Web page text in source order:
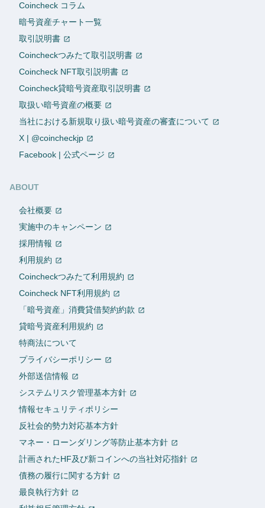
Coincheck コラム
暗号資産チャート一覧
取引説明書
Coincheckつみたて取引説明書
Coincheck NFT取引説明書
Coincheck貸暗号資産取引説明書
取扱い暗号資産の概要
当社における新規取り扱い暗号資産の審査について
X | @coincheckjp
Facebook | 公式ページ
ABOUT
会社概要
実施中のキャンペーン
採用情報
利用規約
Coincheckつみたて利用規約
Coincheck NFT利用規約
「暗号資産」消費貸借契約約款
貸暗号資産利用規約
特商法について
プライバシーポリシー
外部送信情報
システムリスク管理基本方針
情報セキュリティポリシー
反社会的勢力対応基本方針
マネー・ローンダリング等防止基本方針
計画されたHF及び新コインへの当社対応指針
債務の履行に関する方針
最良執行方針